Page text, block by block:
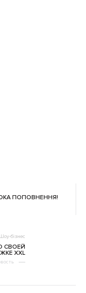
ПОПОВНЕННЯ!
бізнес
СВОЕЙ
XXL